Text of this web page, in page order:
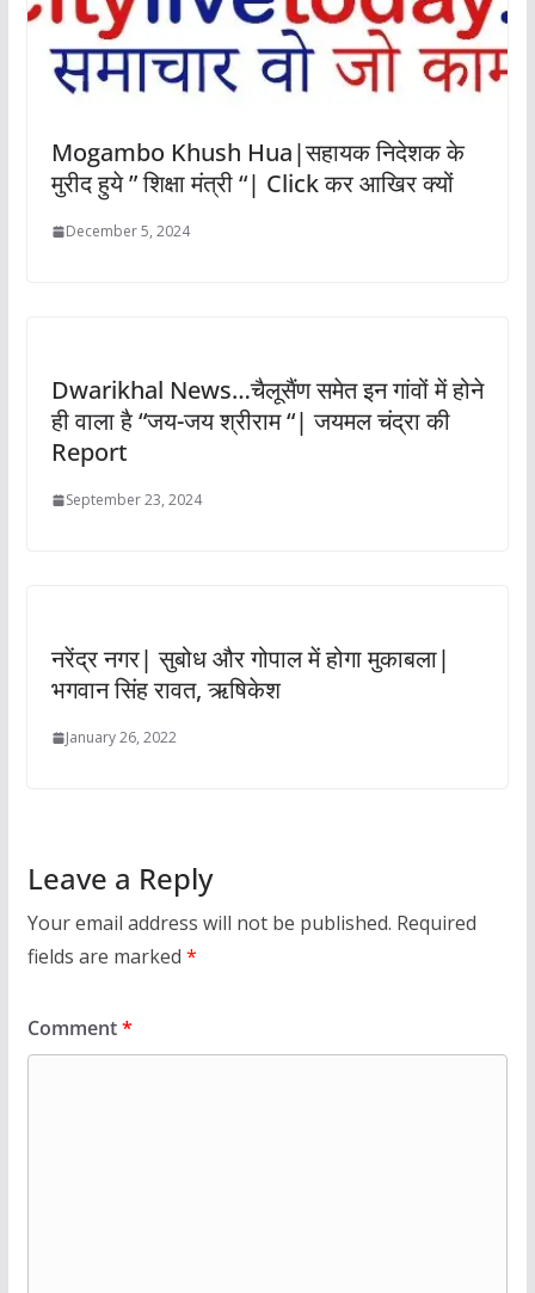
Mogambo Khush Hua|सहायक निदेशक के
मुरीद हुये ” शिक्षा मंत्री “| Click कर आखिर क्यों
December 5, 2024
Dwarikhal News…चैलूसैंण समेत इन गांवों में होने
ही वाला है “जय-जय श्रीराम “| जयमल चंद्रा की
Report
September 23, 2024
नरेंद्र नगर| सुबोध और गोपाल में होगा मुकाबला|
भगवान सिंह रावत, ऋषिकेश
January 26, 2022
Leave a Reply
Your email address will not be published. Required
fields are marked *
Comment*